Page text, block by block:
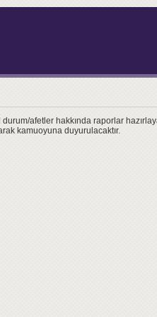
durum/afetler hakkında raporlar
kamuoyuna duyurulacaktır.